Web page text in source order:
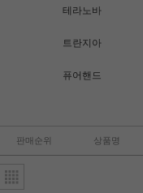
테라노바
트란지아
퓨어핸드
판매순위 상품명